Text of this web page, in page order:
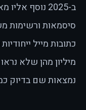
ב-2025 נוסף
מיליון מהן שלא
נמצאות שם בדיוק